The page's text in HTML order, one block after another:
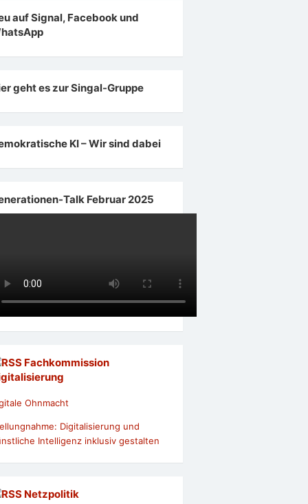
auf Signal, Facebook und
geht es zur Singal-Gruppe
KI – Wir sind dabei
Talk Februar 2025
Fachkommission
Ohnmacht
Digitalisierung und
Intelligenz inklusiv gestalten
Netzpolitik